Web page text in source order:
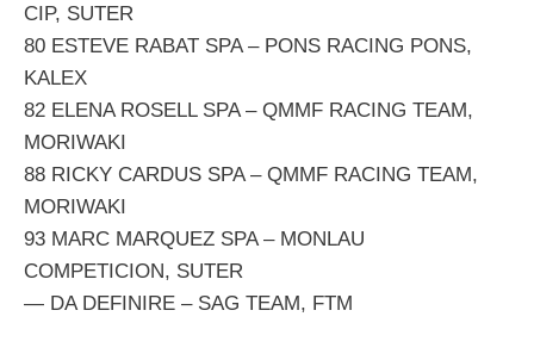
CIP, SUTER
80 ESTEVE RABAT SPA – PONS RACING PONS,
KALEX
82 ELENA ROSELL SPA – QMMF RACING TEAM,
MORIWAKI
88 RICKY CARDUS SPA – QMMF RACING TEAM,
MORIWAKI
93 MARC MARQUEZ SPA – MONLAU
COMPETICION, SUTER
— DA DEFINIRE – SAG TEAM, FTM